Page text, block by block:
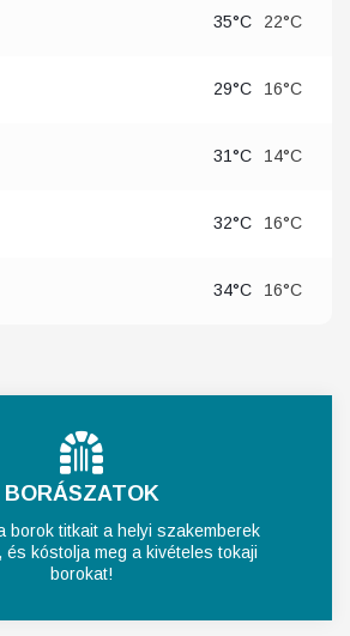
35°C 22°C
29°C 16°C
31°C 14°C
32°C 16°C
34°C 16°C
BORÁSZATOK
borok titkait a helyi szakemberek
és kóstolja meg a kivételes tokaji
borokat!